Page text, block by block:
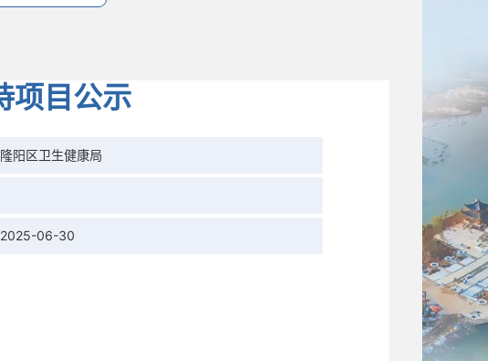
项目公示
隆阳区卫生健康局
2025-06-30